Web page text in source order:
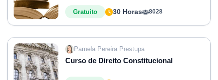
30 Horas
Gratuito 8028
Pamela Pereira Prestupa
Curso de Direito Constitucional